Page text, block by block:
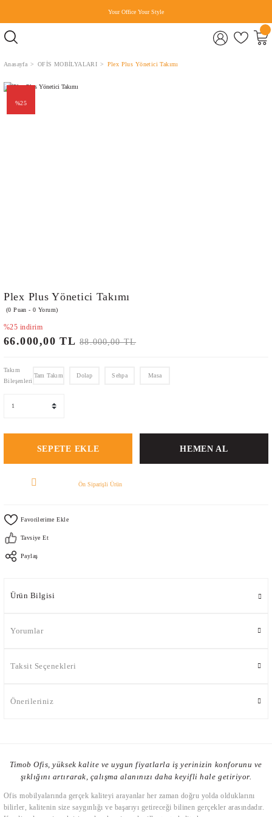
Your Office Your Style
Anasayfa OFİS MOBİLYALARI Plex Plus Yönetici Takımı
%25
Plex Plus Yönetici Takımı
(0 Puan - 0 Yorum)
%25 indirim
66.000,00 TL 88.000,00 TL
Takım
Bileşenleri
Tam Takım Dolap Sehpa Masa
SEPETE EKLE HEMEN AL
Ön Siparişli Ürün
Tavsiye Et
Paylaş
Ürün Bilgisi
Yorumlar
Taksit Seçenekleri
Önerileriniz
Timob Ofis, yüksek kalite ve uygun fiyatlarla iş yerinizin konforunu ve
şıklığını artırarak, çalışma alanınızı daha keyifli hale getiriyor.
Ofis mobilyalarında gerçek kaliteyi arayanlar her zaman doğru yolda olduklarını
bilirler, kalitenin size saygınlığı ve başarıyı getireceği bilinen gerçekler arasındadır.